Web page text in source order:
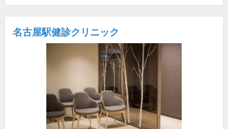
名古屋駅健診クリニック